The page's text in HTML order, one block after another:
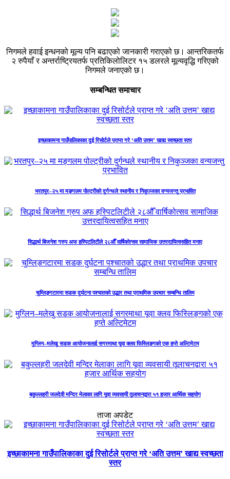
निगमले हवाई इन्धनको मूल्य पनि बढाएको जानकारी गराएको छ। आन्तरिकतर्फ
२ रुपैयाँ र अन्तर्राष्ट्रियतर्फ प्रतिकिलोलिटर १५ डलरले मूल्यवृद्धि गरिएको
निगमले जनाएको छ।
सम्बन्धित समाचार
इच्छाकामना गाउँपालिकाका दुई रिसोर्टले प्राप्त गरे ‘अति उत्तम’ खाद्य स्वच्छता स्तर
भरतपुर–२५ मा मङ्गलम पोल्ट्रीको दुर्गन्धले स्थानीय र निकुञ्जका वन्यजन्तु प्रभावित
सिद्धार्थ बिजनेश ग्रुप अफ हस्पिटलिटीले २८औँ वार्षिकोत्सव सामाजिक उत्तरदायित्वसहित मनाए
चुम्लिङ्गटारमा सडक दुर्घटना पश्चातको उद्धार तथा प्राथमिक उपचार सम्बन्धि तालिम
मुग्लिन–मलेखु सडक आयोजनालाई सगरमाथा यूवा क्लव फिस्लिङ्गको एक हप्ते अल्टिमेटम
बकुल्लहरी जलदेवी मन्दिर मेलाका लागि यूवा व्यवसायी तूलाचनद्वारा ५१ हजार आर्थिक सहयोग
ताजा अपडेट
इच्छाकामना गाउँपालिकाका दुई रिसोर्टले प्राप्त गरे ‘अति उत्तम’ खाद्य स्वच्छता
स्तर